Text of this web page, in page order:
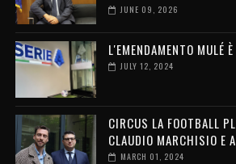
JUNE 09, 2026
L'EMENDAMENTO MULÉ
JULY 12, 2024
CIRCUS LA FOOTBALL
CLAUDIO MARCHISIO E
MARCH 01, 2024